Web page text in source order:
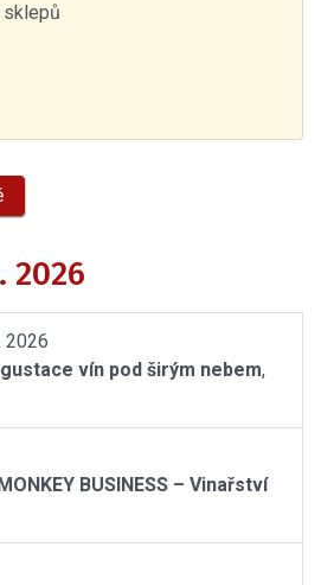
sklepů
2026
2026
vín pod širým nebem,
BUSINESS – Vinařství